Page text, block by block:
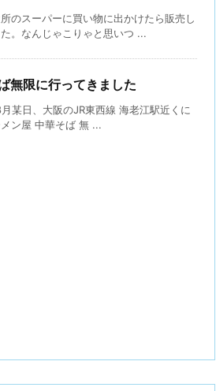
のスーパーに買い物に出かけたら販売し
。なんじゃこりゃと思いつ ...
無限に行ってきました
某日、大阪のJR東西線 海老江駅近くに
ン屋 中華そば 無 ...